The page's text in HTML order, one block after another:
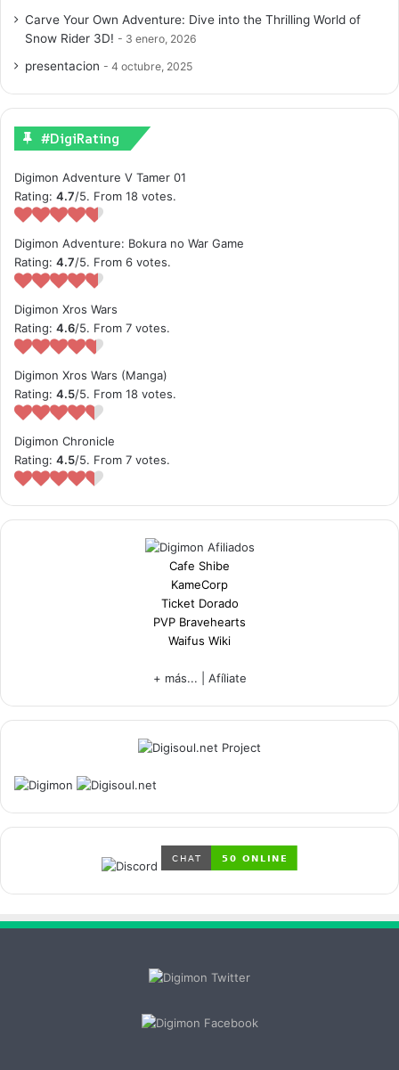
Carve Your Own Adventure: Dive into the Thrilling World of
Snow Rider 3D!
3 enero, 2026
presentacion 4 octubre, 2025
#DigiRating
Digimon Adventure V Tamer 01
Rating: 4.7/5. From 18 votes.
Digimon Adventure: Bokura no War Game
Rating: 4.7/5. From 6 votes.
Digimon Xros Wars
Rating: 4.6/5. From 7 votes.
Digimon Xros Wars (Manga)
Rating: 4.5/5. From 18 votes.
Digimon Chronicle
Rating: 4.5/5. From 7 votes.
Cafe Shibe
KameCorp
Ticket Dorado
PVP Bravehearts
Waifus Wiki
+ más... Afíliate